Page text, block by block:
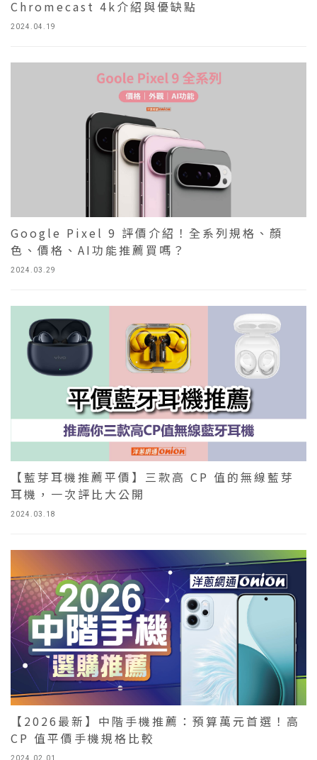
2024.04.19
Chromecast 4k介紹與優缺點
2024.03.29
Google Pixel 9 評價介紹！全系列規格、顏
色、價格、AI功能推薦買嗎？
2024.03.18
【藍芽耳機推薦平價】三款高 CP 值的無線藍芽
耳機，一次評比大公開
2024.02.01
【2026最新】中階手機推薦：預算萬元首選！高
CP 值平價手機規格比較